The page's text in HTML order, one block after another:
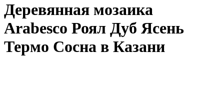
Деревянная мозаика
Arabesco Роял Дуб Ясень
Термо Сосна в Казани